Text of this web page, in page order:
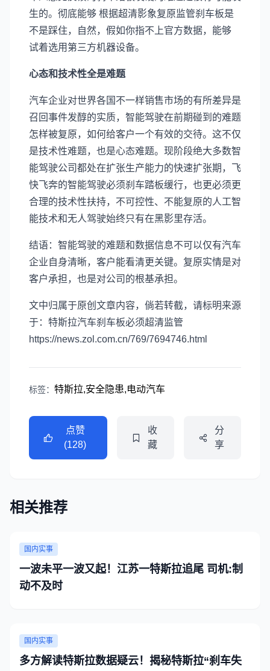
生的。彻底能够 根据超清影象复原监管刹车板是
不是踩住，自然，假如你指不上官方数据，能够
试着选用第三方机器设备。
心态和技术性全是难题
汽车企业对世界各国不一样销售市场的有所差异是
召回事件发醇的实质，智能驾驶在前期碰到的难题
怎样被复原，如何给客户一个有效的交待。这不仅
是技术性难题，也是心态难题。现阶段绝大多数智
能驾驶公司都处在扩张生产能力的快速扩张期，飞
快飞奔的智能驾驶必须刹车踏板缓行，也更必须更
合理的技术性扶持，不可控性、不能复原的人工智
能技术和无人驾驶始终只有在黑影里存活。
结语：智能驾驶的难题和数据信息不可以仅有汽车
企业自身清晰，客户能看清更关键。复原实情是对
客户承担，也是对公司的根基承担。
文中归属于原创文章内容，倘若转截，请标明来源
于：特斯拉汽车刹车板必须超清监管
https://news.zol.com.cn/769/7694746.html
标签： 特斯拉,安全隐患,电动汽车
点赞
(128)
收
藏
分
享
相关推荐
国内实事
一波未平一波又起！江苏一特斯拉追尾 司机:制
动不及时
国内实事
多方解读特斯拉数据疑云！揭秘特斯拉“刹车失